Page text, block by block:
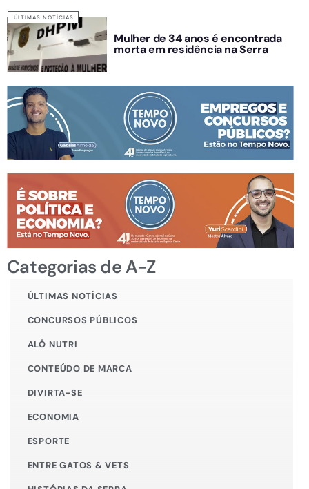
ÚLTIMAS NOTÍCIAS
Mulher de 34 anos é encontrada
morta em residência na Serra
Categorias de A-Z
ÚLTIMAS NOTÍCIAS
CONCURSOS PÚBLICOS
ALÔ NUTRI
CONTEÚDO DE MARCA
DIVIRTA-SE
ECONOMIA
ESPORTE
ENTRE GATOS & VETS